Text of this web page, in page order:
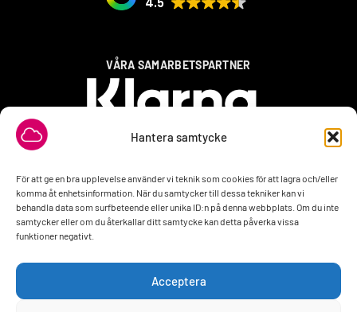
Hantera samtycke
För att ge en bra upplevelse använder vi teknik som cookies för att lagra och/eller
komma åt enhetsinformation. När du samtycker till dessa tekniker kan vi
behandla data som surfbeteende eller unika ID:n på denna webbplats. Om du inte
samtycker eller om du återkallar ditt samtycke kan detta påverka vissa
funktioner negativt.
Acceptera
VÅRA SAMARBETSPARTNER